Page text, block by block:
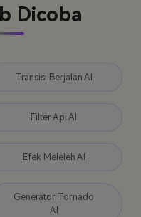
Dicoba
Transisi Berjalan AI
Filter Api AI
Efek Meleleh AI
Generator Tornado
AI